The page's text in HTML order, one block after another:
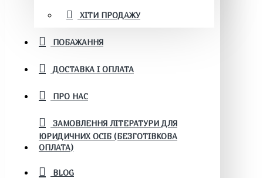
ХІТИ ПРОДАЖУ
ПОБАЖАННЯ
ДОСТАВКА І ОПЛАТА
ПРО НАС
ЗАМОВЛЕННЯ ЛІТЕРАТУРИ ДЛЯ
ЮРИДИЧНИХ ОСІБ (БЕЗГОТІВКОВА
ОПЛАТА)
BLOG